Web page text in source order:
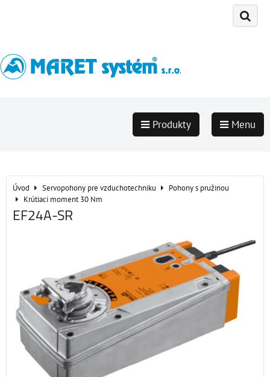
Produkty Menu
Úvod Servopohony pre vzduchotechniku
Pohony s pružinou
Krútiaci moment 30 Nm
EF24A-SR